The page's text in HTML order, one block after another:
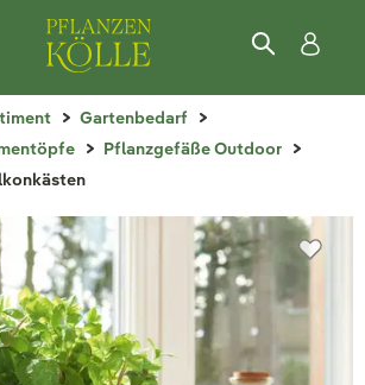
Gartenbedarf
Pflanzgefäße Outdoor